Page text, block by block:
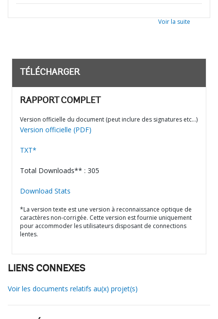
Voir la suite
TÉLÉCHARGER
RAPPORT COMPLET
Version officielle du document (peut inclure des signatures etc…)
Version officielle (PDF)
TXT*
Total Downloads** : 305
Download Stats
*La version texte est une version à reconnaissance optique de
caractères non-corrigée. Cette version est fournie uniquement
pour accommoder les utilisateurs disposant de connections
lentes.
LIENS CONNEXES
Voir les documents relatifs au(x) projet(s)